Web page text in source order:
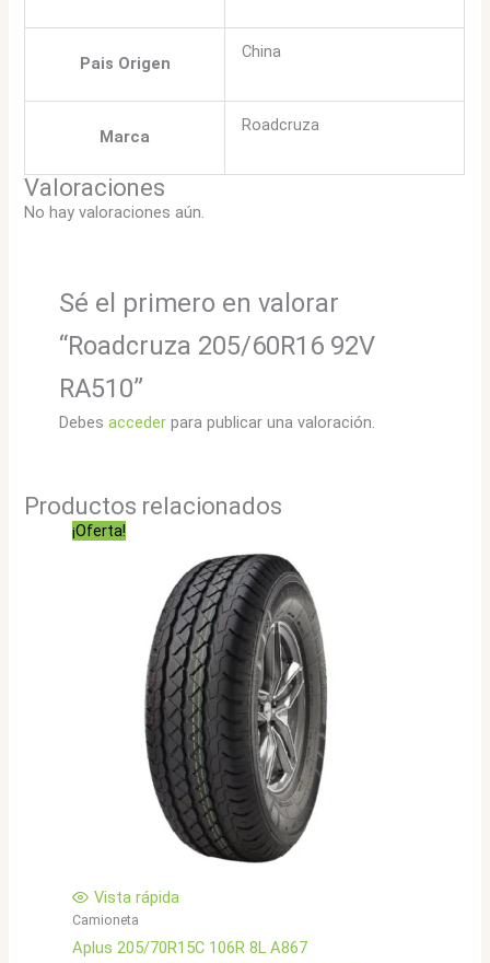
Pais Origen
China
Marca
Roadcruza
Valoraciones
No hay valoraciones aún.
Sé el primero en valorar
“Roadcruza 205/60R16 92V
RA510”
Debes accederpara publicar una valoración.
Productos relacionados
¡Oferta!
Vista rápida
Camioneta
Aplus 205/70R15C 106R 8L A867